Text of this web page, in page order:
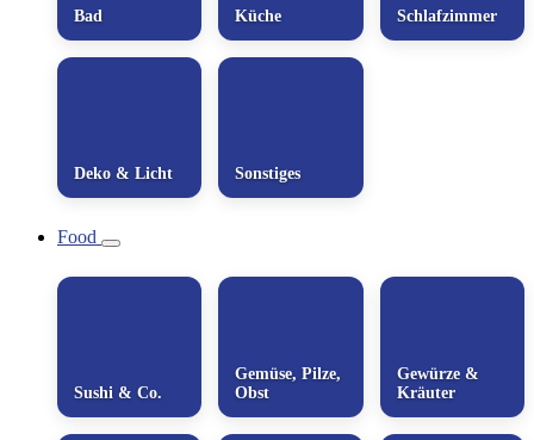
Bad Küche Schlafzimmer
Deko & Licht Sonstiges
Food
Sushi & Co.
Gemüse, Pilze,
Obst
Gewürze &
Kräuter